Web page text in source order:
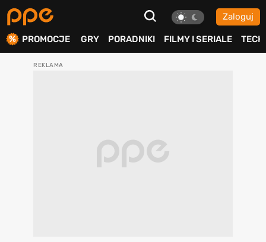
Zaloguj
PROMOCJE GRY PORADNIKI FILMY I SERIALE TECH